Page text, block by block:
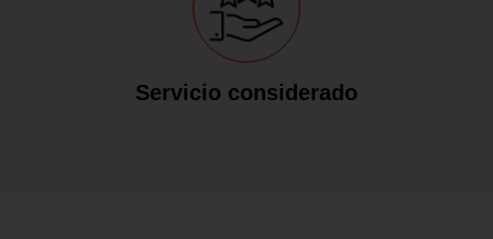
Servicio considerado